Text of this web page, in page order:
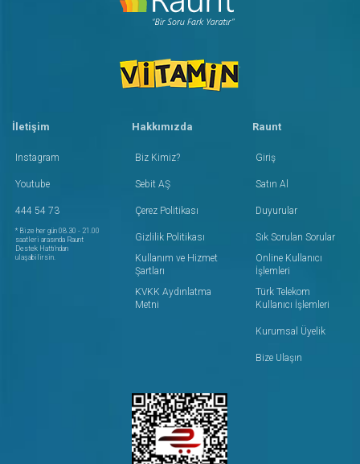
İletişim
Instagram
Youtube
444 54 73
* Bize her gün 08.30 - 21.00
saatleri arasında Raunt
Destek Hattı'ndan
ulaşabilirsin.
Hakkımızda
Biz Kimiz?
Sebit AŞ
Çerez Politikası
Gizlilik Politikası
Kullanım ve Hizmet
Şartları
KVKK Aydınlatma
Metni
Raunt
Giriş
Satın Al
Duyurular
Sık Sorulan Sorular
Online Kullanıcı
İşlemleri
Türk Telekom
Kullanıcı İşlemleri
Kurumsal Üyelik
Bize Ulaşın